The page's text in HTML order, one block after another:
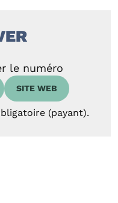
le numéro
SITE WEB
(payant).